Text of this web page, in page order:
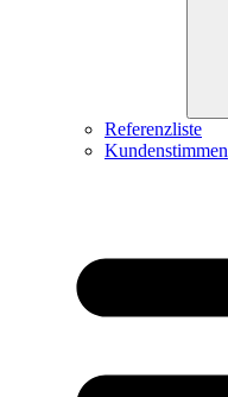
Referenzliste
Kundenstimmen